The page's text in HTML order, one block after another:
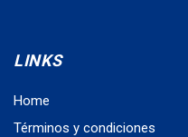
LINKS
Home
Términos y condiciones